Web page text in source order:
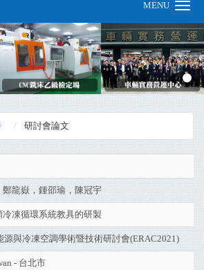
navigation
MENU
研討會論文
鄭龍嶽，鍾邵瑜，陳冠宇
冷凍循環系統教具的研製
源與冷凍空調學術暨技術研討會(ERAC2021)
- 台北市